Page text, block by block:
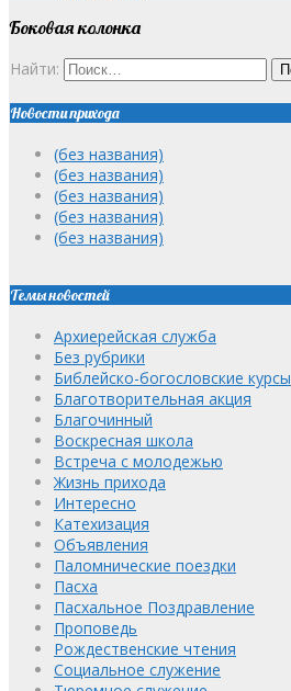
Боковая колонка
Найти:
Новости прихода
(без названия)
(без названия)
(без названия)
(без названия)
(без названия)
Темы новостей
Архиерейская служба
Без рубрики
Библейско-богословские курсы
Благотворительная акция
Благочинный
Воскресная школа
Встреча с молодежью
Жизнь прихода
Интересно
Катехизация
Объявления
Паломнические поездки
Пасха
Пасхальное Поздравление
Проповедь
Рождественские чтения
Социальное служение